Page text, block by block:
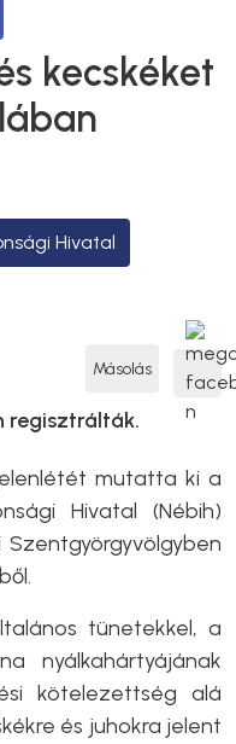
kecskéket
Hivatal
Másolás
regisztrálták.
mutatta ki a
Hivatal (Nébih)
tünetekkel, a
nyálkahártyájának
kötelezettség alá
és juhokra jelent